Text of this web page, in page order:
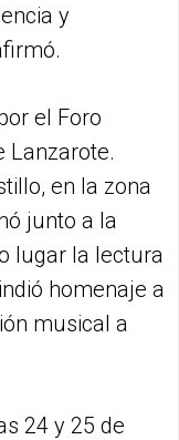
y
el Foro
Lanzarote.
en la zona
junto a la
lugar la lectura
homenaje a
musical a
24 y 25 de